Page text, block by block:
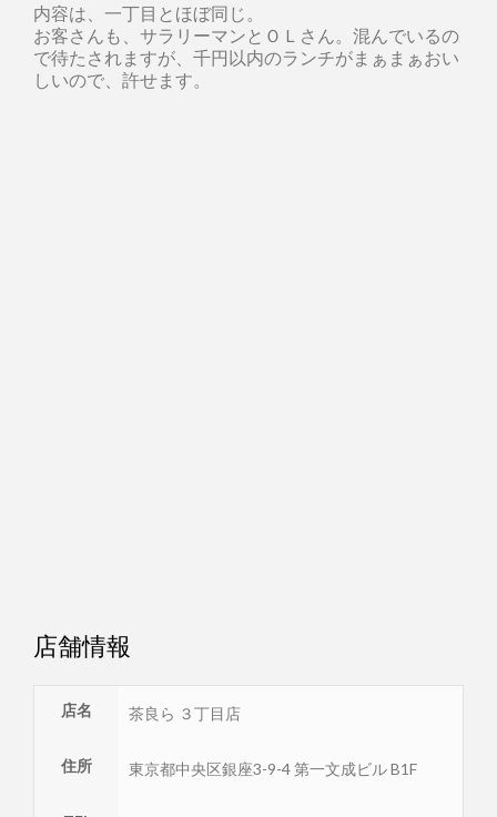
内容は、一丁目とほぼ同じ。
お客さんも、サラリーマンとＯＬさん。混んでいるの
で待たされますが、千円以内のランチがまぁまぁおい
しいので、許せます。
店舗情報
店名 茶良ら ３丁目店
住所 東京都中央区銀座3-9-4 第一文成ビル B1F